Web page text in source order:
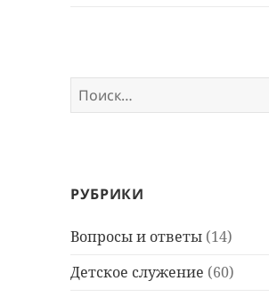
Найти:
РУБРИКИ
Вопросы и ответы (14)
Детское служение (60)